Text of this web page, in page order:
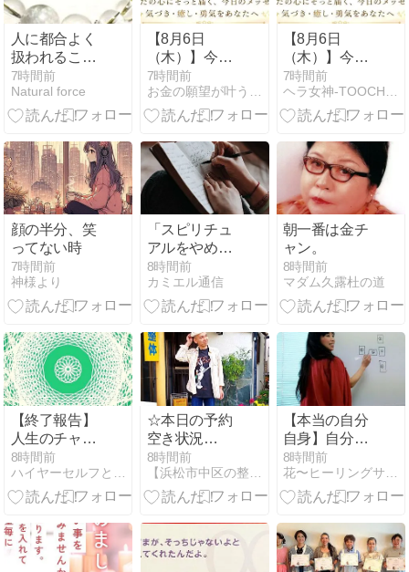
人に都合よく
扱われること
が多くて困る
とき
7時間前
Natural force
【8月6日
（木）】今日
のひとことメ
ッセージ
7時間前
お金の願望が叶う天珠ブレスと悩みスッキリ霊視相談
【8月6日
（木）】今日
のひとことメ
ッセージ
7時間前
ヘラ女神-TOOCHIYANのサロン
顔の半分、笑
ってない時
7時間前
神様より
「スピリチュ
アルをやめた
ら幸せになれ
た」という話
について、思
ます
8時間前
カミエル通信
朝一番は金チ
ャン。
8時間前
マダム久露杜の道
【終了報告】
人生のチャク
ラのチャクラ
アクティベー
ション！o(^-
8時間前
ハイヤーセルフと魂のつながり 〜ツインとの統合と覚醒〜
☆本日の予約
空き状況
8/6(木)(⌒‐
⌒)☆
8時間前
【浜松市中区の整体院】「あさひ整体」
【本当の自分
自身】自分で
はないものを
自分として持
っているのを
8時間前
花〜ヒーリングサロン〜